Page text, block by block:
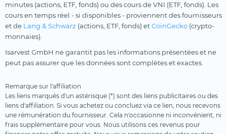
minutes (actions, ETF, fonds) ou des cours de VNI (ETF, fonds). Les
cours en temps réel - si disponibles - proviennent des fournisseurs
et de Lang & Schwarz (actions, ETF, fonds) etCoinGecko (crypto-
monnaies).
Isarvest GmbH ne garantit pas les informations présentées et ne
peut pas assurer que les données sont complètes et exactes.
Remarque sur l'affiliation
Les liens marqués d'un astérisque (*) sont des liens publicitaires ou des
liens d'affiliation. Si vous achetez ou concluez via ce lien, nous recevons
une rémunération du fournisseur. Cela n'occasionne ni inconvénient, ni
frais supplémentaire pour vous. Nous utilisons ces revenus pour